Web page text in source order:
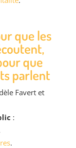
que les
que
parlent
Favert et
:
.